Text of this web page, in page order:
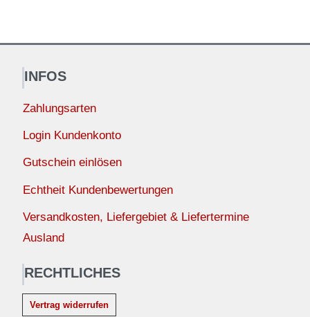
INFOS
Zahlungsarten
Login Kundenkonto
Gutschein einlösen
Echtheit Kundenbewertungen
Versandkosten, Liefergebiet & Liefertermine
Ausland
RECHTLICHES
Vertrag widerrufen